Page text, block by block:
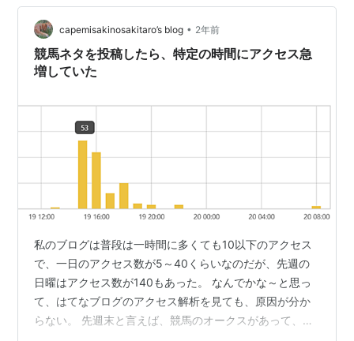
なかった。しかし、その後「良好な成績を示した騎手」
という免許取得の基準に、過去２年のワールドオールス
タージョッキーズで５位以内の条項などが加わり、昨年
の同シリーズで優勝を飾ったことで条件を満たし…
capemisakinosakitaro’s blog • 2年前
競馬ネタを投稿したら、特定の時間にアクセス急
増していた
私のブログは普段は一時間に多くても10以下のアクセス
で、一日のアクセス数が5～40くらいなのだが、先週の
日曜はアクセス数が140もあった。 なんでかな～と思っ
て、はてなブログのアクセス解析を見ても、原因が分か
らない。 先週末と言えば、競馬のオークスがあって、週